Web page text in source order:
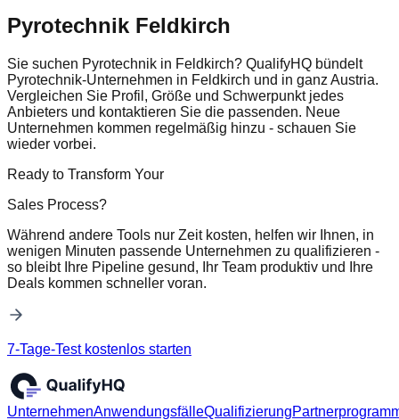
Pyrotechnik Feldkirch
Sie suchen Pyrotechnik in Feldkirch? QualifyHQ bündelt
Pyrotechnik-Unternehmen in Feldkirch und in ganz Austria.
Vergleichen Sie Profil, Größe und Schwerpunkt jedes
Anbieters und kontaktieren Sie die passenden. Neue
Unternehmen kommen regelmäßig hinzu - schauen Sie
wieder vorbei.
Ready to Transform Your
Sales Process?
Während andere Tools nur Zeit kosten, helfen wir Ihnen, in
wenigen Minuten passende Unternehmen zu qualifizieren -
so bleibt Ihre Pipeline gesund, Ihr Team produktiv und Ihre
Deals kommen schneller voran.
7-Tage-Test kostenlos starten
UnternehmenAnwendungsfälleQualifizierung